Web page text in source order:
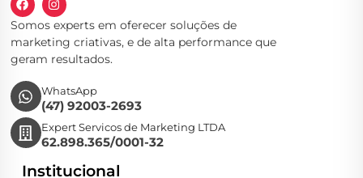
Somos experts em oferecer soluções de
marketing criativas, e de alta performance que
geram resultados.
WhatsApp
(47) 92003-2693
Expert Servicos de Marketing LTDA
62.898.365/0001-32
Institucional